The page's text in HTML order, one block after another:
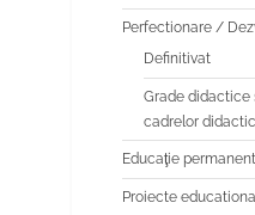
Perfectionare /
Definitivat
Grade didactice
cadrelor
Educaţie
Proiecte